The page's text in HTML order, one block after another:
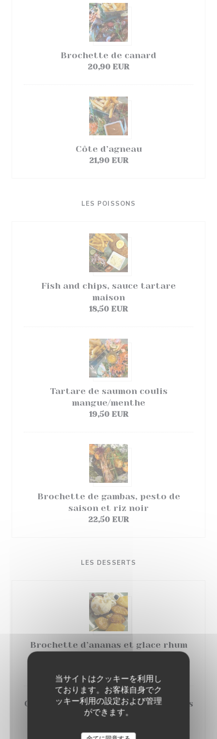
当サイトはクッキーを利用し
ております。お客様自身でク
ッキー利用の設定および管理
ができます。
Brochette de canard
20,90 EUR
Côte d’agneau
21,90 EUR
LES POISSONS
Fish and chips, sauce tartare
maison
18,50 EUR
Tartare de saumon coulis
mangue/menthe
19,50 EUR
Brochette de gambas, pesto de
saison et riz noir
22,50 EUR
LES DESSERTS
Brochette d’ananas et glace rhum
Chou crème légère à la vanille et ses
fruits rouges